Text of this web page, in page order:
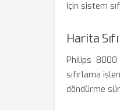
için sistem
Harita
Philips 8000
sıfırlama
döndürme